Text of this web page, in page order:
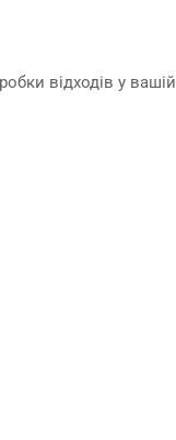
відходів у вашій